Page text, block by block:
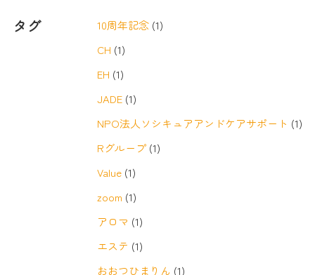
タグ 10周年記念 (1)
CH (1)
EH (1)
JADE (1)
NPO法人ソシキュアアンドケアサポート (1)
Rグループ (1)
Value (1)
zoom (1)
アロマ (1)
エステ (1)
おおつひまりん (1)